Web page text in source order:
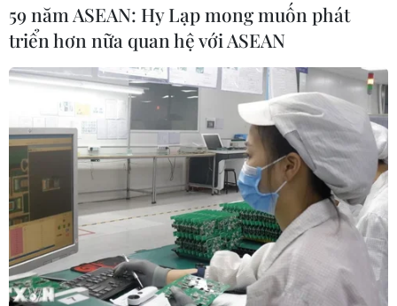
Bứt phá trước "tháng Ngâu": Hãng xe
đồng loạt bung chiêu kích cầu đa
04/08/2026 04:29
Ôtô Trung Quốc có tạo nên “làn sóng
tràn” tại châu Âu?
04/08/2026 00:17
59 năm ASEAN: Hy Lạp mong muốn phát
triển hơn nữa quan hệ với ASEAN